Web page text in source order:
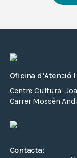
Oficina d’Atenció
Centre Cultural
Carrer Mossèn
Contacta: